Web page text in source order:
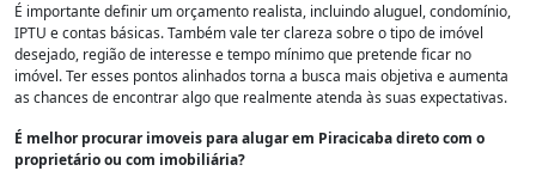
É importante definir um orçamento realista, incluindo aluguel, condomínio,
IPTU e contas básicas. Também vale ter clareza sobre o tipo de imóvel
desejado, região de interesse e tempo mínimo que pretende ficar no
imóvel. Ter esses pontos alinhados torna a busca mais objetiva e aumenta
as chances de encontrar algo que realmente atenda às suas expectativas.
É melhor procurar imoveis para alugar em Piracicaba direto com o
proprietário ou com imobiliária?